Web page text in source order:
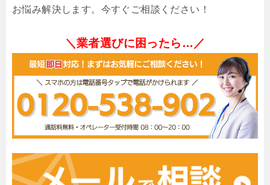
お悩み解決します。今すぐご相談ください！
＼業者選びに困ったら…／